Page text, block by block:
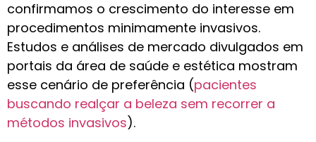
confirmamos o crescimento do interesse em
procedimentos minimamente invasivos.
Estudos e análises de mercado divulgados em
portais da área de saúde e estética mostram
esse cenário de preferência (pacientes
buscando realçar a beleza sem recorrer a
métodos invasivos).